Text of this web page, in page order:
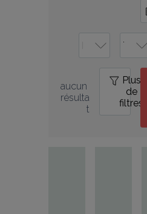
aucun
résulta
t
Plus
de
filtres